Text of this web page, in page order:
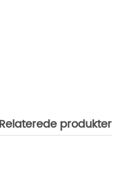
Relaterede produkter